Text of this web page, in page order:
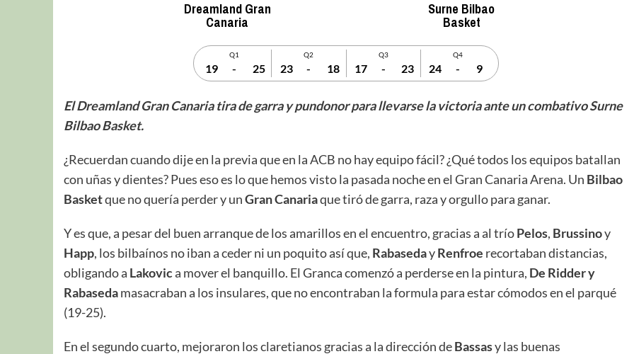
Dreamland Gran
Canaria
Surne Bilbao
Basket
Q1
19 - 25
Q2
23 - 18
Q3
17 - 23
Q4
24 - 9
El Dreamland Gran Canaria tira de garra y pundonor para llevarse la victoria ante un combativo Surne
Bilbao Basket.
¿Recuerdan cuando dije en la previa que en la ACB no hay equipo fácil? ¿Qué todos los equipos batallan
con uñas y dientes? Pues eso es lo que hemos visto la pasada noche en el Gran Canaria Arena. Un Bilbao
Basketque no quería perder y unGranCanariaque tiró de garra, raza y orgullo para ganar.
Y es que, a pesar del buen arranque de los amarillos en el encuentro, gracias a al tríoPelos, Brussinoy
Happ, los bilbaínos no iban a ceder ni un poquito así que, RabasedayRenfroe recortaban distancias,
obligando a Lakovica mover el banquillo. El Granca comenzó a perderse en la pintura, De Ridder y
Rabasedamasacraban a los insulares, que no encontraban la formula para estar cómodos en el parqué
(19-25).
En el segundo cuarto, mejoraron los claretianos gracias a la dirección deBassasy las buenas